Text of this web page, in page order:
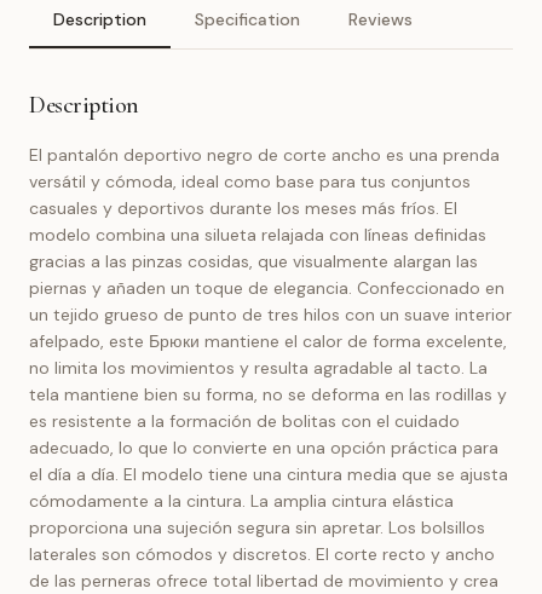
Description Specification Reviews
Description
El pantalón deportivo negro de corte ancho es una prenda
versátil y cómoda, ideal como base para tus conjuntos
casuales y deportivos durante los meses más fríos. El
modelo combina una silueta relajada con líneas definidas
gracias a las pinzas cosidas, que visualmente alargan las
piernas y añaden un toque de elegancia. Confeccionado en
un tejido grueso de punto de tres hilos con un suave interior
afelpado, este Брюки mantiene el calor de forma excelente,
no limita los movimientos y resulta agradable al tacto. La
tela mantiene bien su forma, no se deforma en las rodillas y
es resistente a la formación de bolitas con el cuidado
adecuado, lo que lo convierte en una opción práctica para
el día a día. El modelo tiene una cintura media que se ajusta
cómodamente a la cintura. La amplia cintura elástica
proporciona una sujeción segura sin apretar. Los bolsillos
laterales son cómodos y discretos. El corte recto y ancho
de las perneras ofrece total libertad de movimiento y crea